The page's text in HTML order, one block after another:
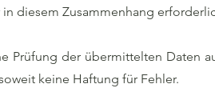
diesem Zusammenhang
Prüfung der übermittelten Daten
keine Haftung für Fehler.